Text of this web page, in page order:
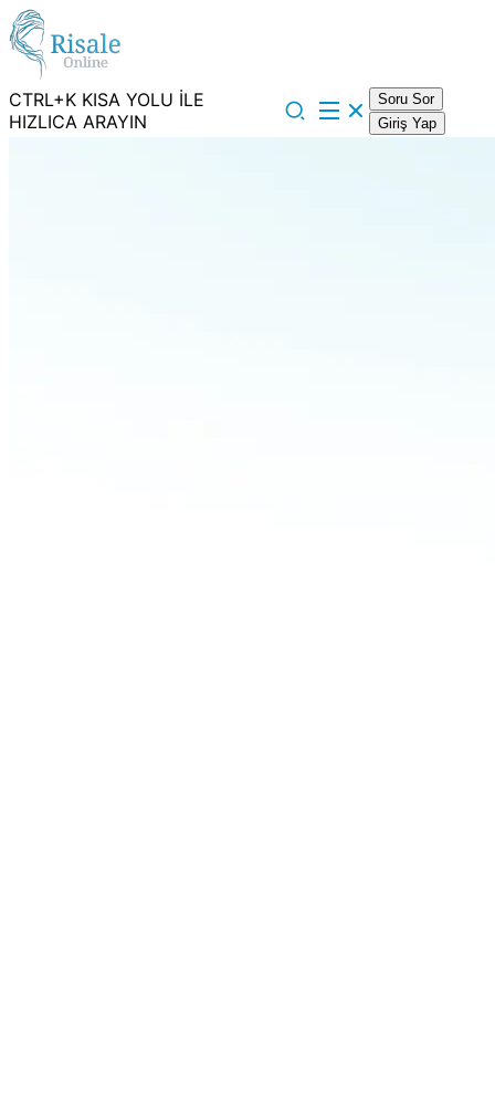
CTRL+K KISA YOLU İLE
HIZLICA ARAYIN
Soru Sor
Giriş Yap